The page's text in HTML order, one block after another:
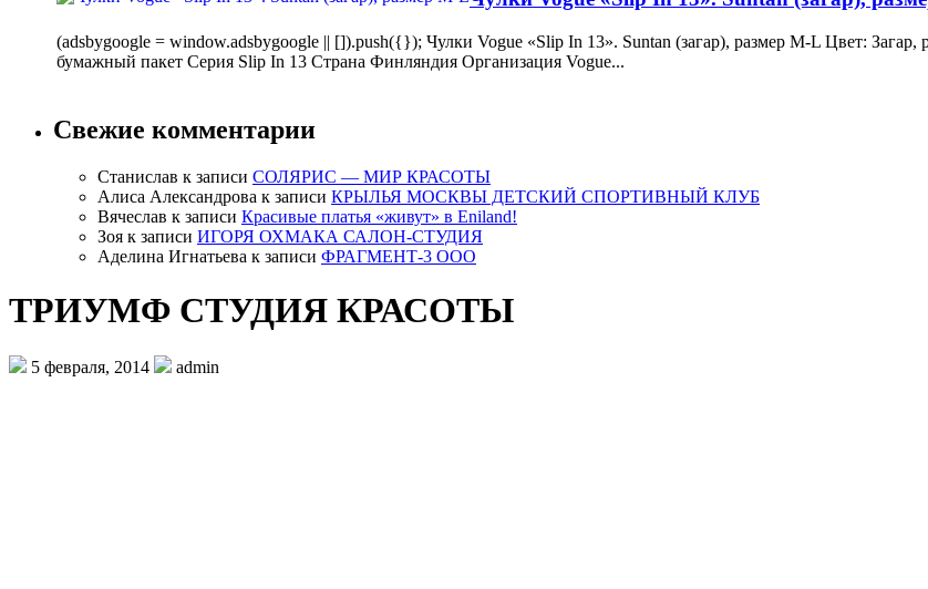
(adsbygoogle = window.adsbygoogle || []).push({}); Чулки Vogue «Slip In 13». Suntan (загар), размер M-L Цвет:
бумажный пакет Серия Slip In 13 Страна Финляндия Организация Vogue...
Свежие комментарии
Станислав к записи СОЛЯРИС — МИР КРАСОТЫ
Алиса Александрова к записи КРЫЛЬЯ МОСКВЫ ДЕТСКИЙ СПОРТИВНЫЙ КЛУБ
Вячеслав к записи Красивые платья «живут» в Eniland!
Зоя к записи ИГОРЯ ОХМАКА САЛОН-СТУДИЯ
Аделина Игнатьева к записи ФРАГМЕНТ-3 ООО
ТРИУМФ СТУДИЯ КРАСОТЫ
5 февраля, 2014 admin